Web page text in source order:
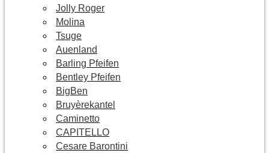
Jolly Roger
Molina
Tsuge
Auenland
Barling Pfeifen
Bentley Pfeifen
BigBen
Bruyèrekantel
Caminetto
CAPITELLO
Cesare Barontini